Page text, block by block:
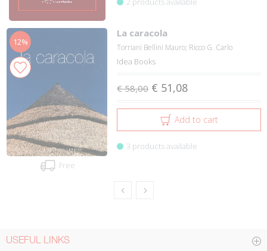
12%
Free
La caracola
Torriani Bellini Mauro; Ricco G. Carlo
Idea Books
€ 58,00 € 51,08
Add to cart
3 products available
USEFUL LINKS